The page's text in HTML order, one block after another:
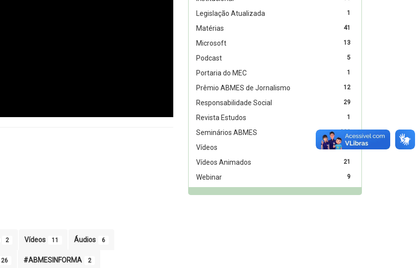
2 Vídeos 11 Áudios 6
26 #ABMESINFORMA 2
1
Legislação Atualizada
41
Matérias
13
Microsoft
5
Podcast
1
Portaria do MEC
12
Prêmio ABMES de Jornalismo
29
Responsabilidade Social
1
Revista Estudos
390
Seminários ABMES
12
Vídeos
21
Vídeos Animados
9
Webinar